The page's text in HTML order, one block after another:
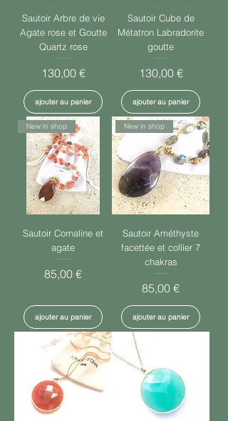
Sautoir Arbre de vie
Agate rose et Goutte
Quartz rose
Prix
130,00 €
ajouter au panier
Sautoir Cube de
Métatron Labradorite
goutte
Prix
130,00 €
ajouter au panier
New in shop
Sautoir Cornaline et
agate
Prix
85,00 €
ajouter au panier
New in shop
Sautoir Améthyste
facettée et collier 7
chakras
Prix
85,00 €
ajouter au panier